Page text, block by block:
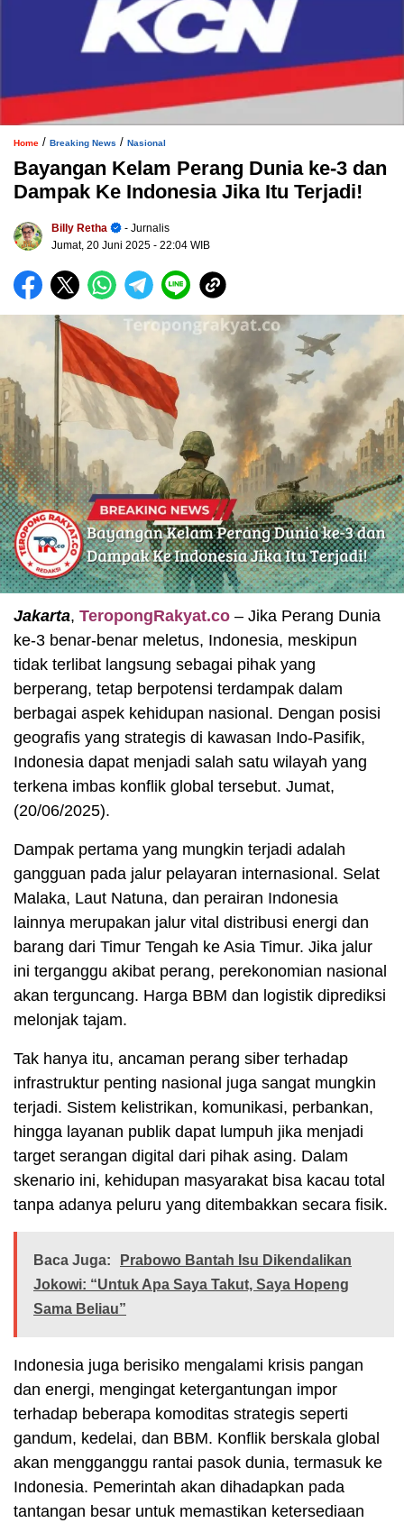
Home / Breaking News / Nasional
Bayangan Kelam Perang Dunia ke-3 dan
Dampak Ke Indonesia Jika Itu Terjadi!
Billy Retha
- Jurnalis
Jumat, 20 Juni 2025 - 22:04 WIB
Jakarta, TeropongRakyat.co – Jika Perang Dunia
ke-3 benar-benar meletus, Indonesia, meskipun
tidak terlibat langsung sebagai pihak yang
berperang, tetap berpotensi terdampak dalam
berbagai aspek kehidupan nasional. Dengan posisi
geografis yang strategis di kawasan Indo-Pasifik,
Indonesia dapat menjadi salah satu wilayah yang
terkena imbas konflik global tersebut. Jumat,
(20/06/2025).
Dampak pertama yang mungkin terjadi adalah
gangguan pada jalur pelayaran internasional. Selat
Malaka, Laut Natuna, dan perairan Indonesia
lainnya merupakan jalur vital distribusi energi dan
barang dari Timur Tengah ke Asia Timur. Jika jalur
ini terganggu akibat perang, perekonomian nasional
akan terguncang. Harga BBM dan logistik diprediksi
melonjak tajam.
Tak hanya itu, ancaman perang siber terhadap
infrastruktur penting nasional juga sangat mungkin
terjadi. Sistem kelistrikan, komunikasi, perbankan,
hingga layanan publik dapat lumpuh jika menjadi
target serangan digital dari pihak asing. Dalam
skenario ini, kehidupan masyarakat bisa kacau total
tanpa adanya peluru yang ditembakkan secara fisik.
Baca Juga:
Prabowo Bantah Isu Dikendalikan
Jokowi: “Untuk Apa Saya Takut, Saya Hopeng
Sama Beliau”
Indonesia juga berisiko mengalami krisis pangan
dan energi, mengingat ketergantungan impor
terhadap beberapa komoditas strategis seperti
gandum, kedelai, dan BBM. Konflik berskala global
akan mengganggu rantai pasok dunia, termasuk ke
Indonesia. Pemerintah akan dihadapkan pada
tantangan besar untuk memastikan ketersediaan